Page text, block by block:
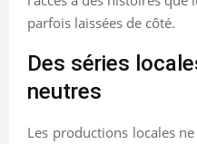
parfois laissées de côté.
Des séries
neutres
Les productions locales